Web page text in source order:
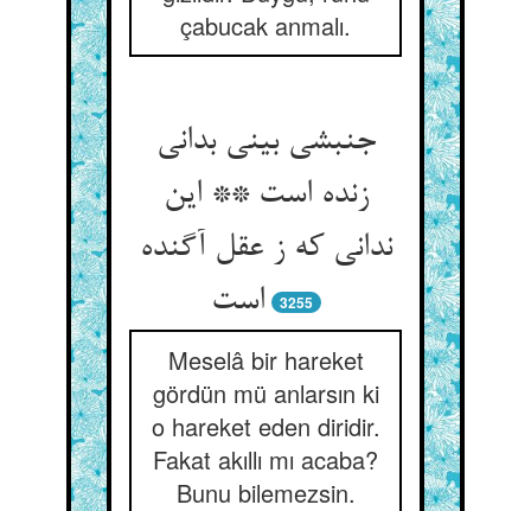
çabucak anmalı.
جنبشی بینی بدانی
زنده است ** این
ندانی که ز عقل آگنده
است‏
3255
Meselâ bir hareket
gördün mü anlarsın ki
o hareket eden diridir.
Fakat akıllı mı acaba?
Bunu bilemezsin.